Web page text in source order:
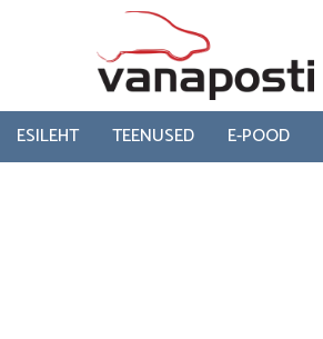
ESILEHT TEENUSED E-POOD